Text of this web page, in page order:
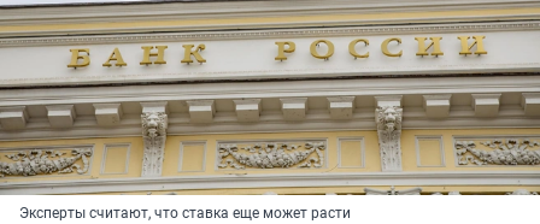
Эксперты считают, что ставка еще может расти